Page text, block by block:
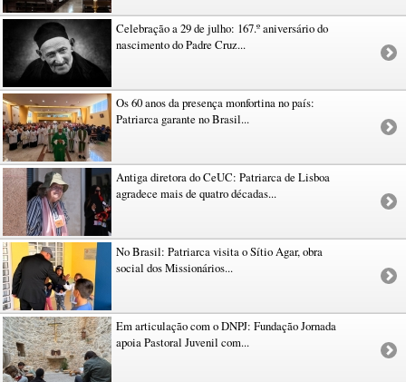
Celebração a 29 de julho: 167.º aniversário do
nascimento do Padre Cruz...
Os 60 anos da presença monfortina no país:
Patriarca garante no Brasil...
Antiga diretora do CeUC: Patriarca de Lisboa
agradece mais de quatro décadas...
No Brasil: Patriarca visita o Sítio Agar, obra
social dos Missionários...
Em articulação com o DNPJ: Fundação Jornada
apoia Pastoral Juvenil com...